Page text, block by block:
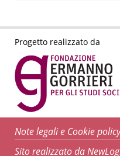
Progetto realizzato da
Note legali e Cookie policy
Sito realizzato da